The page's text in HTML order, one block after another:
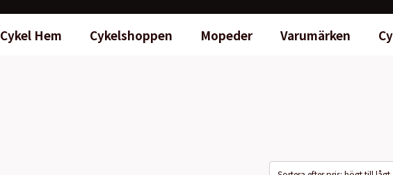
Cykel Hem Cykelshoppen Mopeder Varumärken